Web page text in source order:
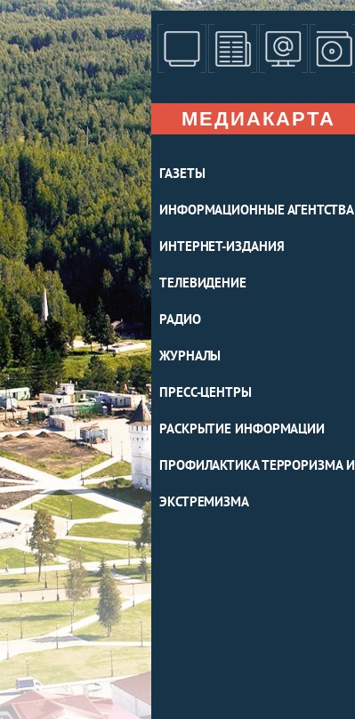
МЕДИАКАРТА
ГАЗЕТЫ
ИНФОРМАЦИОННЫЕ АГЕНТСТВА
ИНТЕРНЕТ-ИЗДАНИЯ
ТЕЛЕВИДЕНИЕ
РАДИО
ЖУРНАЛЫ
ПРЕСС-ЦЕНТРЫ
РАСКРЫТИЕ ИНФОРМАЦИИ
ПРОФИЛАКТИКА ТЕРРОРИЗМА И
ЭКСТРЕМИЗМА